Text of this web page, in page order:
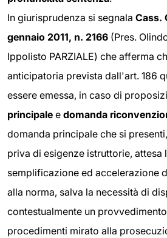
In giurisprudenza si segnala Cass.
gennaio 2011, n. 2166 (Pres.
Ippolisto PARZIALE) che afferma
anticipatoria prevista dall'art. 186
essere emessa, in caso di
principale e domanda
domanda principale che si
priva di esigenze istruttorie, attesa
semplificazione ed accelerazione
alla norma, salva la necessità di
contestualmente un
procedimenti mirato alla